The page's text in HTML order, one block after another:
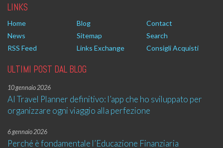
LINKS
Home Blog
Contact
News
Sitemap
Search
RSS Feed
Links Exchange Consigli Acquisti
ULTIMI POST DAL BLOG
10 gennaio 2026
AI Travel Planner definitivo: l’app che ho sviluppato per
organizzare ogni viaggio alla perfezione
6 gennaio 2026
Perché è fondamentale l’Educazione Finanziaria